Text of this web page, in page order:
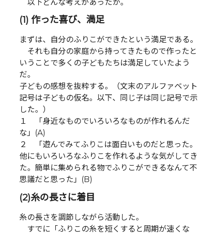
以下どんな考えがあったか。
(1) 作った喜び、満足
まずは、自分のふりこができたという満足である。
それも自分の家庭から持ってきたもので作ったと
いうことで多くの子どもたちは満足していたよう
だ。
子どもの感想を抜粋する。（文末のアルファベット
記号は子どもの仮名。以下、同じ子は同じ記号で示
した。）
１ 「身近なものでいろいろなものが作れるんだ
な」(A)
２ 「遊んでみてふりこは面白いものだと思った。
他にもいろいろなふりこを作れるような気がしてき
た。簡単に集められる物でふりこができるなんて不
思議だと思った」(B)
(2)糸の長さに着目
糸の長さを調節しながら活動した。
すでに「ふりこの糸を短くすると周期が速くな